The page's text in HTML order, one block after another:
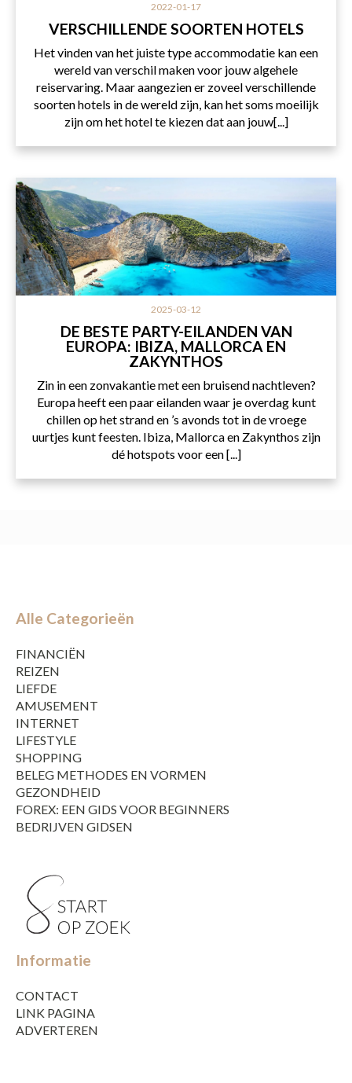
2022-01-17
VERSCHILLENDE SOORTEN HOTELS
Het vinden van het juiste type accommodatie kan een
wereld van verschil maken voor jouw algehele
reiservaring. Maar aangezien er zoveel verschillende
soorten hotels in de wereld zijn, kan het soms moeilijk
zijn om het hotel te kiezen dat aan jouw[...]
2025-03-12
DE BESTE PARTY-EILANDEN VAN
EUROPA: IBIZA, MALLORCA EN
ZAKYNTHOS
Zin in een zonvakantie met een bruisend nachtleven?
Europa heeft een paar eilanden waar je overdag kunt
chillen op het strand en ’s avonds tot in de vroege
uurtjes kunt feesten. Ibiza, Mallorca en Zakynthos zijn
dé hotspots voor een [...]
Alle Categorieën
FINANCIËN
REIZEN
LIEFDE
AMUSEMENT
INTERNET
LIFESTYLE
SHOPPING
BELEG METHODES EN VORMEN
GEZONDHEID
FOREX: EEN GIDS VOOR BEGINNERS
BEDRIJVEN GIDSEN
Informatie
CONTACT
LINK PAGINA
ADVERTEREN